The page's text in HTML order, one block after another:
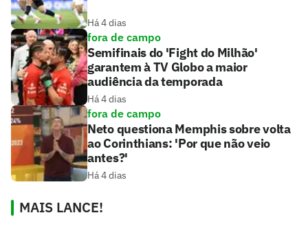
Há 4 dias
fora de campo
Semifinais do 'Fight do Milhão'
garantem à TV Globo a maior
audiência da temporada
Há 4 dias
fora de campo
Neto questiona Memphis sobre volta
ao Corinthians: 'Por que não veio
antes?'
Há 4 dias
MAIS LANCE!